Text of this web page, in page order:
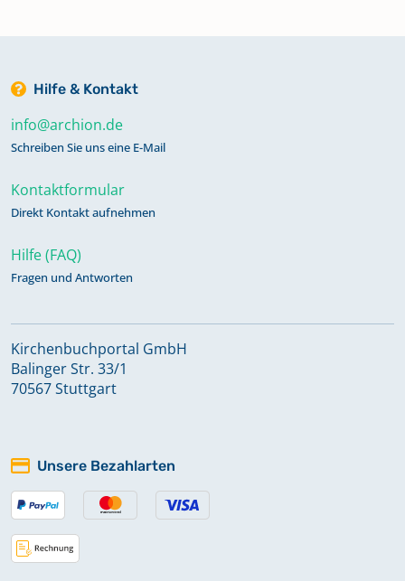
Hilfe & Kontakt
info@archion.de
Schreiben Sie uns eine E-Mail
Kontaktformular
Direkt Kontakt aufnehmen
Hilfe (FAQ)
Fragen und Antworten
Kirchenbuchportal GmbH
Balinger Str. 33/1
70567 Stuttgart
Unsere Bezahlarten